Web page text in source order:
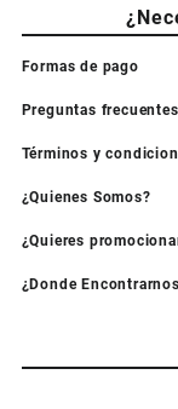
Formas de pago
Preguntas frecuentes
Términos y
¿Quienes Somos?
¿Quieres
¿Donde